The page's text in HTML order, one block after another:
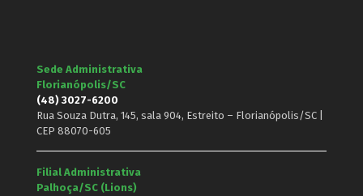
Sede Administrativa
Florianópolis/SC
(48) 3027-6200
Rua Souza Dutra, 145, sala 904, Estreito – Florianópolis/SC |
CEP 88070-605
Filial Administrativa
Palhoça/SC (Lions)